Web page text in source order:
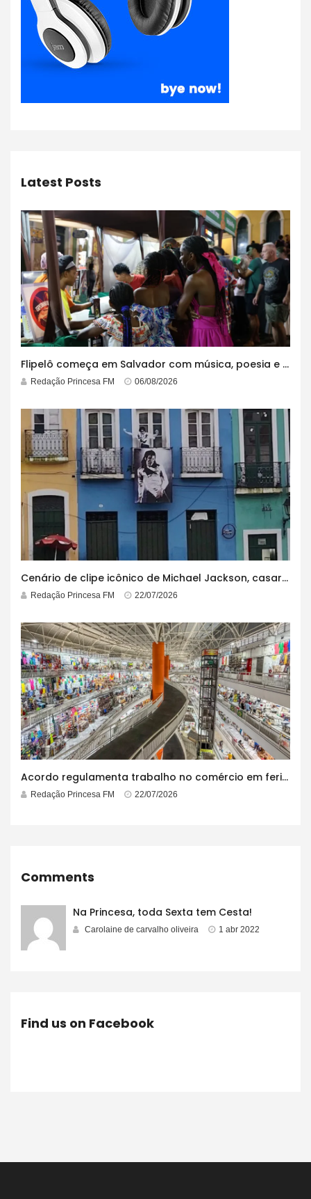
Latest Posts
Flipelô começa em Salvador com música, poesia e grande participação
Redação Princesa FM 06/08/2026
Cenário de clipe icônico de Michael Jackson, casarão azul no centro do Pelourinho enfrenta ordem de desocupação
Redação Princesa FM 22/07/2026
Acordo regulamenta trabalho no comércio em feriados
Redação Princesa FM 22/07/2026
Comments
Na Princesa, toda Sexta tem Cesta!
Carolaine de carvalho oliveira 1 abr 2022
Find us on Facebook